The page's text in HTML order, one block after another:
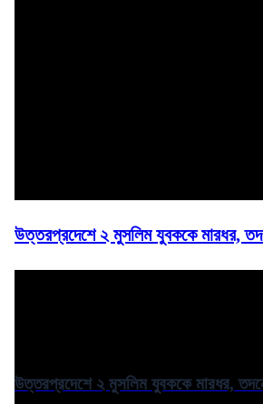
উত্তরপ্রদেশে ২ মুসলিম যুবককে মারধর,
উত্তরপ্রদেশে ২ মুসলিম যুবককে মারধর,